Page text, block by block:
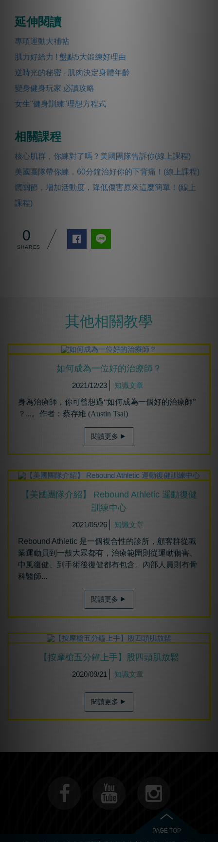
延伸閱讀
專項運動大補帖
肌力好給力 ! 盤點5大鍛練好理由
逆時光的秘密 - 肌肉決定身體年齡
變身健身玩家 必讀攻略
女生"健身訓練"理想方程式
相關課程
核心肌群，你練對了嗎？美國團隊告訴你(線上課程)
美國團隊帶你練，60分鐘治好你的下背痛！(線上課程)
髖關節，增加活動度，降低傷害原來這麼簡單！(線上
課程)
0
其他相關教學
如何成為⼀位好的治療師？
2021/12/23
知識文章
身為治療師，你可曾想過“如何成為一個好的治療師”
？...。作者：蔡存維 (Austin Tsai)
閱讀更多
【美國團隊介紹】 Rebound Athletic 運動復健
訓練中心
2021/05/26
知識文章
Rebound Athletic 是一個複合性的診所，顧客群從職
業運動員到一般大眾都有，治療範圍則從運動傷害、
中風復健、到手術後復健都有包含。內部人員則有骨
科醫師...
閱讀更多
【按摩槍五分鐘上手】股四頭肌放鬆
2020/09/21 知識文章
閱讀更多
PAGE TOP